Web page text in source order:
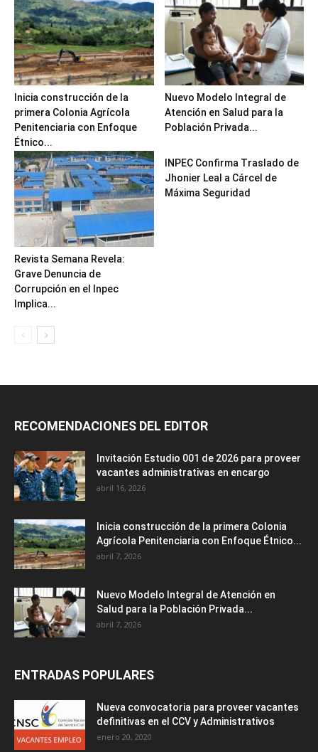
Inicia construcción de la
primera Colonia Agrícola
Penitenciaria con Enfoque
Étnico...
Nuevo Modelo Integral de
Atención en Salud para la
Población Privada...
Revista Semana Revela:
Grave Denuncia de
Corrupción en el Inpec
Implica...
INPEC Confirma Traslado de
Jhonier Leal a Cárcel de
Máxima Seguridad
RECOMENDACIONES DEL EDITOR
Invitación Estudio 001 de 2026 para proveer
vacantes administrativas en encargo
abril 16, 2026
Inicia construcción de la primera Colonia
Agrícola Penitenciaria con Enfoque Étnico...
abril 7, 2026
Nuevo Modelo Integral de Atención en
Salud para la Población Privada...
abril 7, 2026
ENTRADAS POPULARES
Nueva convocatoria para proveer vacantes
definitivas en el CCV y Administrativos
enero 20, 2020